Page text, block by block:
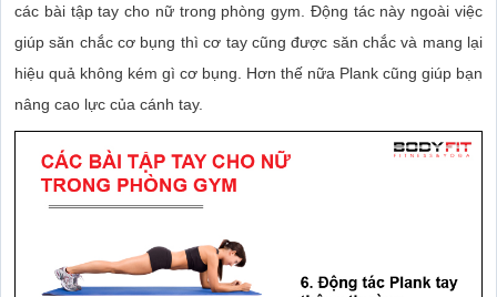
các bài tập tay cho nữ trong phòng gym. Động tác này ngoài việc
giúp săn chắc cơ bụng thì cơ tay cũng được săn chắc và mang lại
hiệu quả không kém gì cơ bụng. Hơn thế nữa Plank cũng giúp bạn
nâng cao lực của cánh tay.